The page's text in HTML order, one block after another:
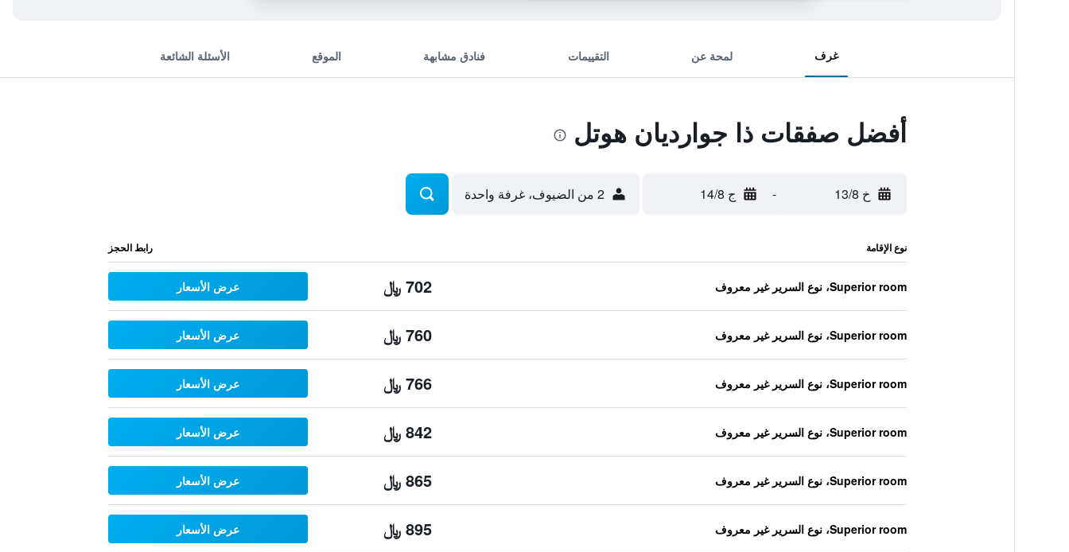
غرف لمحة عن التقييمات فنادق مشابهة الموقع الأسئلة الشائعة
أفضل صفقات ذا جوارديان هوتل
خ 13/8 - ج 14/8 2 من الضيوف، غرفة واحدة
نوع الإقامة رابط الحجز
Superior room، نوع السرير غير معروف 702 ﷼ عرض الأسعار
Superior room، نوع السرير غير معروف 760 ﷼ عرض الأسعار
Superior room، نوع السرير غير معروف 766 ﷼ عرض الأسعار
Superior room، نوع السرير غير معروف 842 ﷼ عرض الأسعار
Superior room، نوع السرير غير معروف 865 ﷼ عرض الأسعار
Superior room، نوع السرير غير معروف 895 ﷼ عرض الأسعار